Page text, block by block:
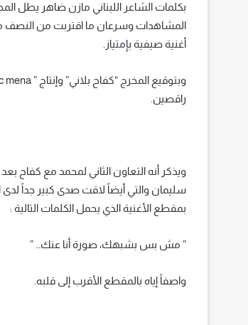
بكلمات الشاعر اللبناني مازن ضاهر يطل
المشاهدات وسرعان ما اقتربت من النصف
أغنية صيفية بإمتياز.
راقصين.
ويذكر أنه التعاون الثاني لمحمد مع كفاح
سليمان والتي أيضاً لاقت صدى كبير جداً لدى
بمقطع الأغنية الذي يحمل الكلمات التالية :
” مش بس بشبهك، صورة أنا عنك… ”
واصفاً إياه بالمقطع الأقرب إلى قلبه.